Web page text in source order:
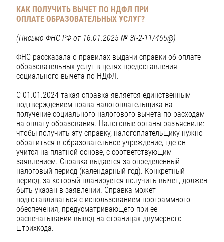
КАК ПОЛУЧИТЬ ВЫЧЕТ ПО НДФЛ ПРИ
ОПЛАТЕ ОБРАЗОВАТЕЛЬНЫХ УСЛУГ?
(Письмо ФНС РФ от 16.01.2025 № ЗГ-2-11/465@)
ФНС рассказала о правилах выдачи справки об оплате
образовательных услуг в целях предоставления
социального вычета по НДФЛ.
С 01.01.2024 такая справка является единственным
подтверждением права налогоплательщика на
получение социального налогового вычета по расходам
на оплату образования. Налоговые органы разъяснили:
чтобы получить эту справку, налогоплательщику нужно
обратиться в образовательное учреждение, где он
учится на платной основе, с соответствующим
заявлением. Справка выдается за определенный
налоговый период (календарный год). Конкретный
период, за который планируется получить вычет, должен
быть указан в заявлении. Справка может
подготавливаться с использованием программного
обеспечения, предусматривающего при ее
распечатывании вывод на страницах двумерного
штрихкода.